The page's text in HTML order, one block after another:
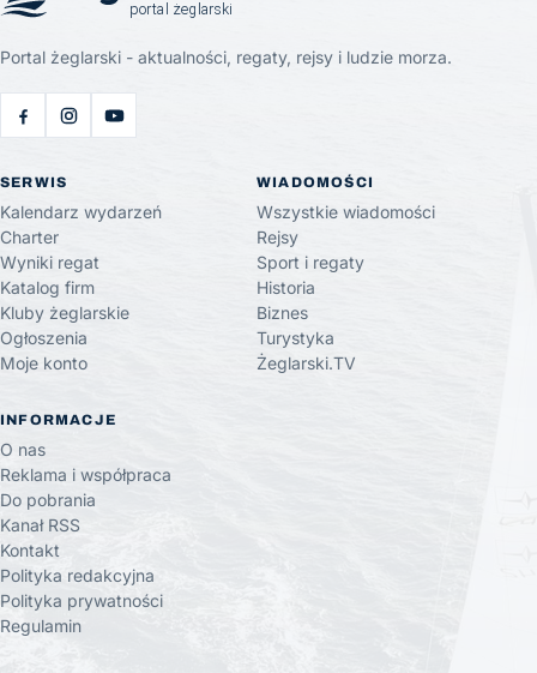
Portal żeglarski - aktualności, regaty, rejsy i ludzie morza.
SERWIS
Kalendarz wydarzeń
Charter
Wyniki regat
Katalog firm
Kluby żeglarskie
Ogłoszenia
Moje konto
WIADOMOŚCI
Wszystkie wiadomości
Rejsy
Sport i regaty
Historia
Biznes
Turystyka
Żeglarski.TV
INFORMACJE
O nas
Reklama i współpraca
Do pobrania
Kanał RSS
Kontakt
Polityka redakcyjna
Polityka prywatności
Regulamin